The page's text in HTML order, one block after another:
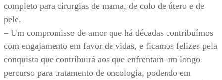
completo para cirurgias de mama, de colo de útero e de
pele.
– Um compromisso de amor que há décadas contribuímos
com engajamento em favor de vidas, e ficamos felizes pela
conquista que contribuirá aos que enfrentam um longo
percurso para tratamento de oncologia, podendo em